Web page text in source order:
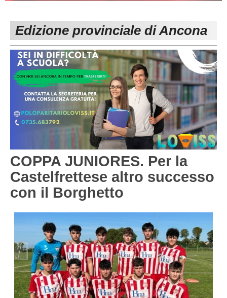
Carica la tua Rosa
1^ CATEGORIA
2^ CATEGORIA
3^ CATEGORIA
GIOVANILI
Edizione provinciale di Ancona
COPPA JUNIORES. Per la
Castelfrettese altro successo
con il Borghetto